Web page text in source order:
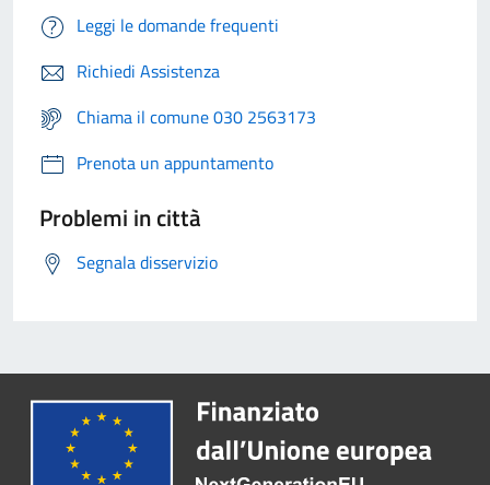
Leggi le domande frequenti
Richiedi Assistenza
Chiama il comune 030 2563173
Prenota un appuntamento
Problemi in città
Segnala disservizio